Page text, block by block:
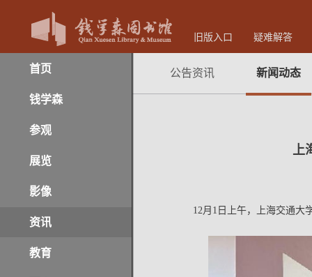
旧版入口 疑难解答
首页
钱学森
参观
展览
影像
资讯
教育
公告资讯 新闻动态
上
12月 1日上午， 上海交通大